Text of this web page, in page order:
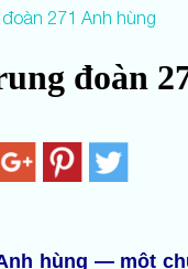
271 Anh hùng
đoàn
hùng — một